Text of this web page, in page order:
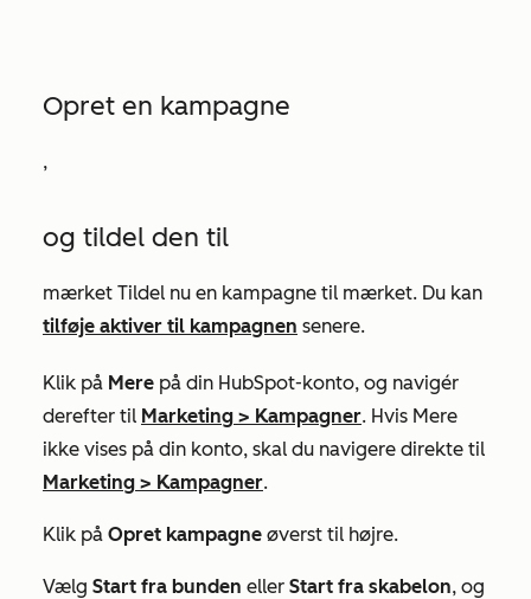
Opret en kampagne
,
og tildel den til
mærket Tildel nu en kampagne til mærket. Du kan
tilføje aktiver til kampagnen senere.
Klik på Mere på din HubSpot-konto, og navigér
derefter til Marketing > Kampagner. Hvis Mere
ikke vises på din konto, skal du navigere direkte til
Marketing > Kampagner.
Klik på Opret kampagne øverst til højre.
Vælg Start fra bunden eller Start fra skabelon, og